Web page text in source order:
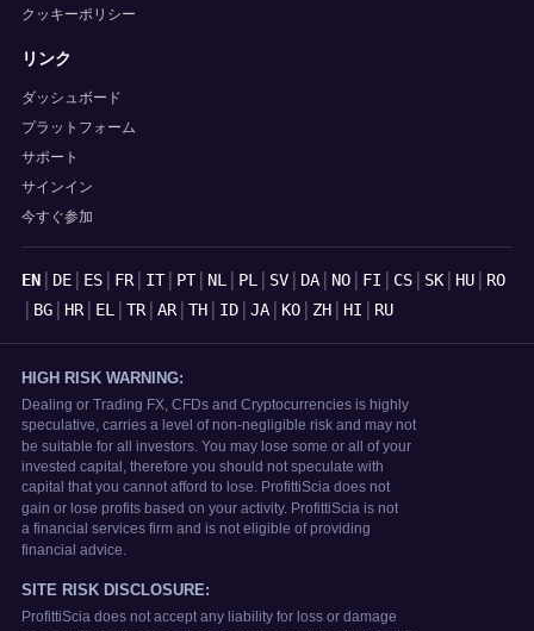
クッキーポリシー
リンク
ダッシュボード
プラットフォーム
サポート
サインイン
今すぐ参加
言語
EN| DE| ES| FR| IT| PT| NL | PL | SV| DA| NO| FI | CS| SK| HU| RO
| BG| HR| EL | TR| AR| TH| ID| JA| KO| ZH| HI | RU